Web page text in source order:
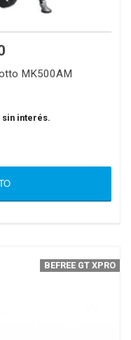
MK500AM
sin interés.
BEFREE GT XPRO